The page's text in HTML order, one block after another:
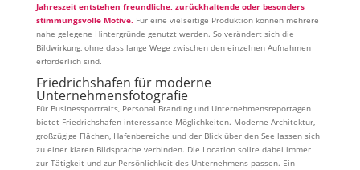
Jahreszeit entstehen freundliche, zurückhaltende oder besonders
stimmungsvolle Motive.Für eine vielseitige Produktion können mehrere
nahe gelegene Hintergründe genutzt werden. So verändert sich die
Bildwirkung, ohne dass lange Wege zwischen den einzelnen Aufnahmen
erforderlich sind.
Friedrichshafen für moderne
Unternehmensfotografie
Für Businessportraits, Personal Branding und Unternehmensreportagen
bietet Friedrichshafen interessante Möglichkeiten. Moderne Architektur,
großzügige Flächen, Hafenbereiche und der Blick über den See lassen sich
zu einer klaren Bildsprache verbinden. Die Location sollte dabei immer
zur Tätigkeit und zur Persönlichkeit des Unternehmens passen. Ein